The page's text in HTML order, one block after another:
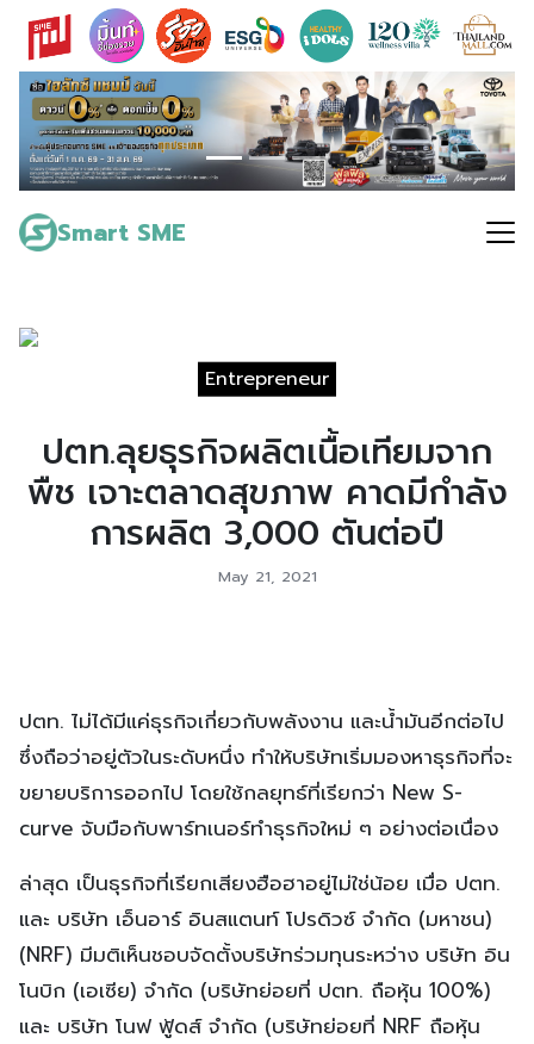
Skip
content
Smart SME
Search
for:
Entrepreneur
ปตท.ลุยธุรกิจผลิตเนื้อเทียมจาก
พืช เจาะตลาดสุขภาพ คาดมีกำลัง
การผลิต 3,000 ตันต่อปี
May 21, 2021
ปตท. ไม่ได้มีแค่ธุรกิจเกี่ยวกับพลังงาน และน้ำมันอีกต่อไป
ซึ่งถือว่าอยู่ตัวในระดับหนึ่ง ทำให้บริษัทเริ่มมองหาธุรกิจที่จะ
ขยายบริการออกไป โดยใช้กลยุทธ์ที่เรียกว่า New S-
curve จับมือกับพาร์ทเนอร์ทำธุรกิจใหม่ ๆ อย่างต่อเนื่อง
ล่าสุด เป็นธุรกิจที่เรียกเสียงฮือฮาอยู่ไม่ใช่น้อย เมื่อ ปตท.
และ บริษัท เอ็นอาร์ อินสแตนท์ โปรดิวซ์ จำกัด (มหาชน)
(NRF) มีมติเห็นชอบจัดตั้งบริษัทร่วมทุนระหว่าง บริษัท อิน
โนบิก (เอเซีย) จำกัด (บริษัทย่อยที่ ปตท. ถือหุ้น 100%)
และ บริษัท โนฟ ฟู้ดส์ จำกัด (บริษัทย่อยที่ NRF ถือหุ้น